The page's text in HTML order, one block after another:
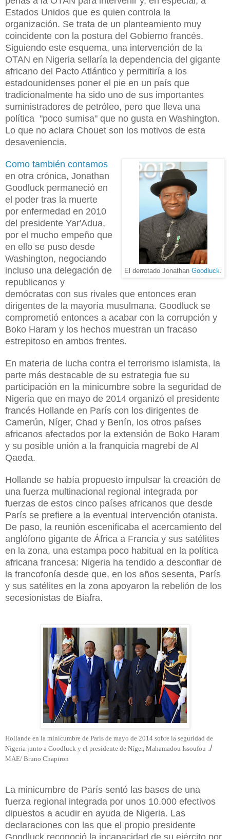
Estados Unidos que es quien controla la
organización. Se trata de un planteamiento muy
coincidente con la postura del Gobierno francés.
Siguiendo este esquema, una intervención de la
OTAN en Nigeria sellaría la dependencia del gigante
africano del Pacto Atlántico y permitiría a los
estadounidenses poner el pie en un país que
tradicionalmente ha sido uno de sus importantes
suministradores de petróleo, pero que lleva una
política "poco sumisa" que no gusta en Washington.
Lo que no aclara Chouet son los motivos de esta
desaveniencia.
El derrotado Jonathan Goodluck
Como también contamos
en otra crónica, Jonathan
Goodluck permaneció en
el poder tras la muerte
por enfermedad en 2010
del presidente Yar'Adua,
por el mucho empeño que
en ello se puso desde
Washington, negociando
incluso una delegación de
republicanos y
demócratas con sus rivales que entonces eran
dirigentes de la mayoría musulmana. Goodluck se
comprometió entonces a acabar con la corrupción y
Boko Haram y los hechos muestran un fracaso
estrepitoso en ambos frentes.
En materia de lucha contra el terrorismo islamista, la
parte más destacable de su estrategia fue su
participación en la minicumbre sobre la seguridad de
Nigeria que en mayo de 2014 organizó el presidente
francés Hollande en París con los dirigentes de
Camerún, Níger, Chad y Benín, los otros países
africanos afectados por la extensión de Boko Haram
y su posible unión a la franquicia magrebí de Al
Qaeda.
Hollande se había propuesto impulsar la creación de
una fuerza multinacional regional integrada por
fuerzas de estos cinco países africanos que desde
París se prefiere a la eventual intervención otanista.
De paso, la reunión escenificaba el acercamiento del
anglófono gigante de África a Francia y sus satélites
en la zona, una estampa poco habitual en la política
africana francesa: Nigeria ha tendido a desconfiar de
la francofonía desde que, en los años sesenta, París
y sus satélites en la zona apoyaron la rebelión de los
secesionistas de Biafra.
Hollande en la minicumbre de París de mayo de 2014 sobre la seguridad de
Nigeria junto a Goodluck y el presidente de Níger, Mahamadou Issoufou ./
MAE/ Bruno Chapiron
La minicumbre de París sentó las bases de una
fuerza regional integrada por unos 10.000 efectivos
dipuestos a acudir en ayuda de Nigeria. Las
declaraciones con las que el propio presidente
Goodluck reconoció la incapacidad de su ejército por